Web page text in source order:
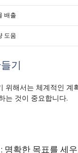
배출
도움
기
위해서는 체계적인
는 것이 중요합니다.
명확한 목표를 세